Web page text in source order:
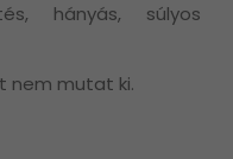
hányás, súlyos
nem mutat ki.